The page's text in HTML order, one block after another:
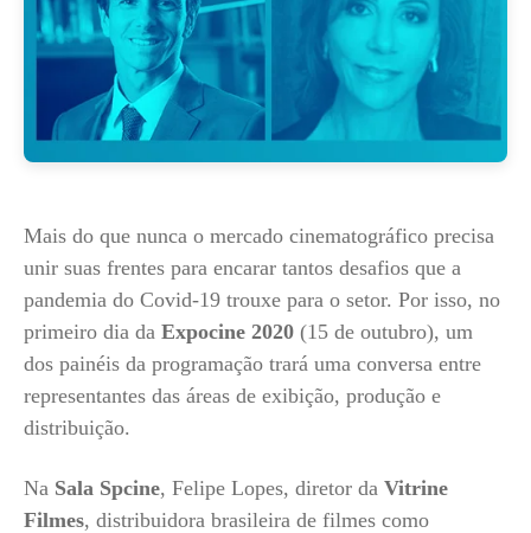
Mais do que nunca o mercado cinematográfico precisa
unir suas frentes para encarar tantos desafios que a
pandemia do Covid-19 trouxe para o setor. Por isso, no
primeiro dia da Expocine 2020 (15 de outubro), um
dos painéis da programação trará uma conversa entre
representantes das áreas de exibição, produção e
distribuição.
Na Sala Spcine, Felipe Lopes, diretor da Vitrine
Filmes, distribuidora brasileira de filmes como